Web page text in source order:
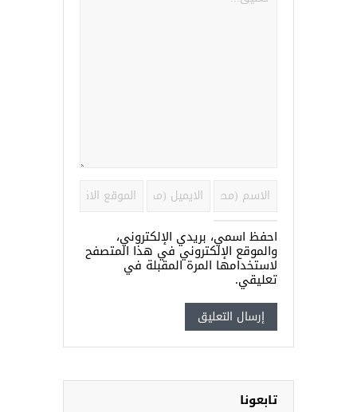
احفظ اسمي، بريدي الإلكتروني،
والموقع الإلكتروني في هذا المتصفح
لاستخدامها المرة المقبلة في
تعليقي.
تابعونا